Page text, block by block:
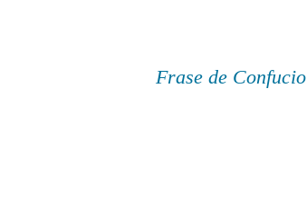
Frase de Confucio